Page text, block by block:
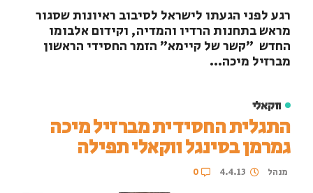
רגע לפני הגעתו לישראל לסיבוב ראיונות שסגור
מראש בתחנות הרדיו והמדיה, וקידום אלבומו
החדש ״קשר של קיימא״ הזמר החסידי הראשון
מברזיל מיכה...
ווקאלי
התגלית החסידית מברזיל מיכה
גמרמן בסינגל ווקאלי תפילה
מנהל 4.4.13
0